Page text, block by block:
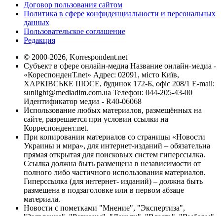
Договор пользования сайтом
Политика в сфере конфиденциальности и персональных
данных
Пользовательское соглашение
Редакция
© 2000-2026, Korrespondent.net
Субъект в сфере онлайн-медиа Название онлайн-медиа -
«КореспонденТ.net» Адрес: 02091, місто Київ,
ХАРКІВСЬКЕ ШОСЕ, будинок 172-Б, офіс 208/1 E-mail:
sunlight@mediadim.com.ua Телефон: 044-205-43-00
Идентификатор медиа - R40-06068
Использование любых материалов, размещённых на
сайте, разрешается при условии ссылки на
Корреспондент.net.
При копировании материалов со страницы «Новости
Украины и мира», для интернет-изданий – обязательна
прямая открытая для поисковых систем гиперссылка.
Ссылка должна быть размещена в независимости от
полного либо частичного использования материалов.
Гиперссылка (для интернет- изданий) – должна быть
размещена в подзаголовке или в первом абзаце
материала.
Новости с пометками "Мнение", "Экспертиза",